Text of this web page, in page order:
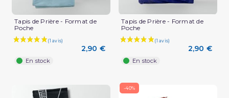
Tapis de Prière - Format de
Poche
2,90 €
En stock
Tapis de Prière - Format de
Poche
2,90 €
En stock
-40%